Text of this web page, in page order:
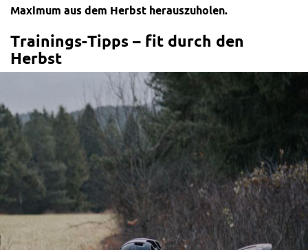
Maximum aus dem Herbst herauszuholen.
Trainings-Tipps – fit durch den
Herbst